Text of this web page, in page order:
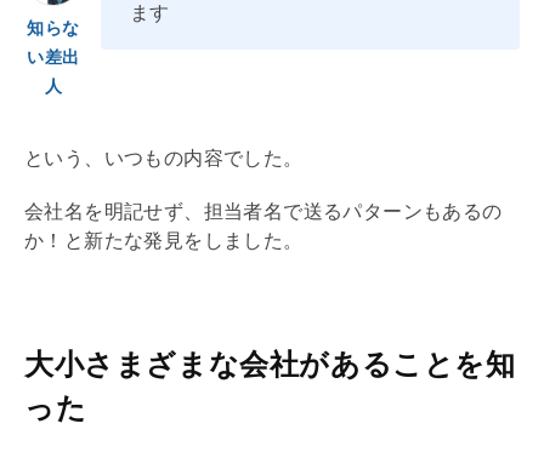
知らな
い差出
人
ます
という、いつもの内容でした。
会社名を明記せず、担当者名で送るパターンもあるの
か！と新たな発見をしました。
大小さまざまな会社があることを知
った